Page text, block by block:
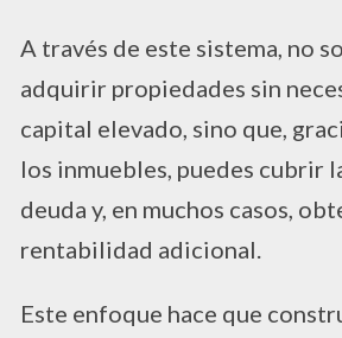
A través de este sistema, no
adquirir propiedades sin
capital elevado, sino que,
los inmuebles, puedes cubrir
deuda y, en muchos casos,
rentabilidad adicional.
Este enfoque hace que